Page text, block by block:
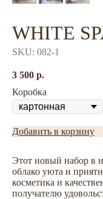
WHITE
SKU: 082-1
3 500 р.
Коробка
Добавить в корзину
Этот новый набор в
облако уюта и
косметика и
получателю